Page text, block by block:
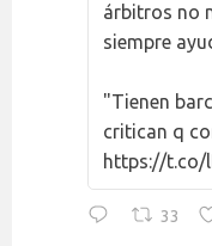
árbitros no
siempre
"Tienen
critican q
https://t.co/
33